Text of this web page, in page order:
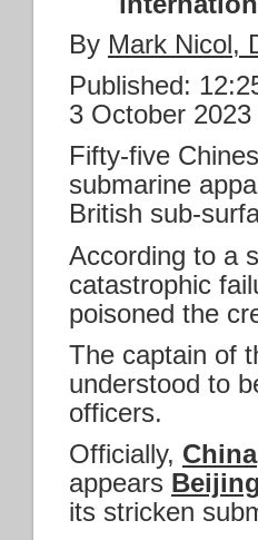
By Mark Nicol,
Published:
3 October 2023
Fifty-five
submarine
British sub-
According to a
catastrophic
poisoned the
The captain of
understood to
officers.
Officially, China
appears Beijing
its stricken